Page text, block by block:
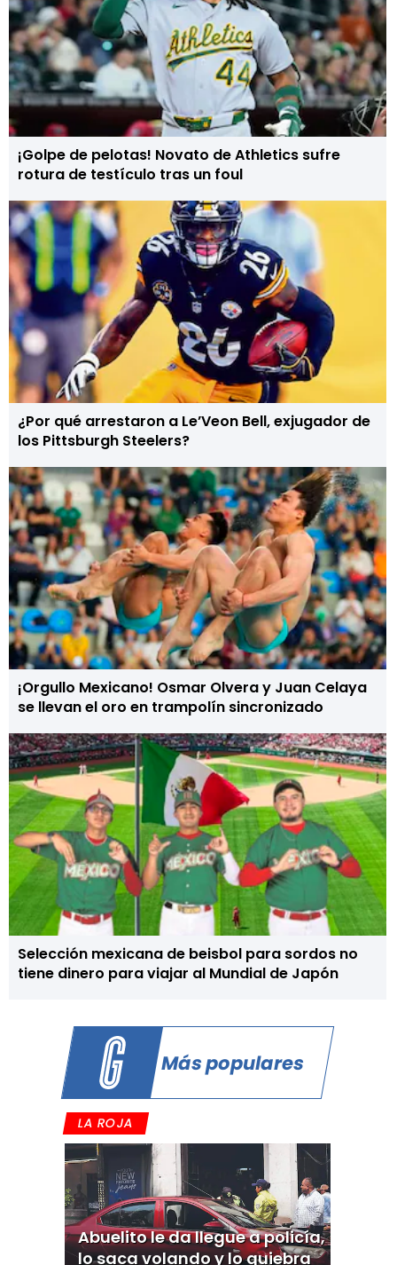
¡Golpe de pelotas! Novato de Athletics sufre
rotura de testículo tras un foul
¿Por qué arrestaron a Le’Veon Bell, exjugador de
los Pittsburgh Steelers?
¡Orgullo Mexicano! Osmar Olvera y Juan Celaya
se llevan el oro en trampolín sincronizado
Selección mexicana de beisbol para sordos no
tiene dinero para viajar al Mundial de Japón
Más populares
LA ROJA
Abuelito le da llegue a policía,
lo saca volando y lo quiebra